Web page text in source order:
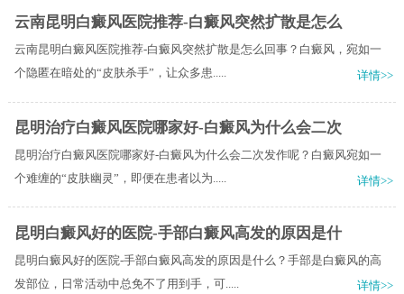
云南昆明白癜风医院推荐-白癜风突然扩散是怎么
云南昆明白癜风医院推荐-白癜风突然扩散是怎么回事？白癜风，宛如一
个隐匿在暗处的“皮肤杀手”，让众多患.....
详情>>
昆明治疗白癜风医院哪家好-白癜风为什么会二次
昆明治疗白癜风医院哪家好-白癜风为什么会二次发作呢？白癜风宛如一
个难缠的“皮肤幽灵”，即便在患者以为.....
详情>>
昆明白癜风好的医院-手部白癜风高发的原因是什
昆明白癜风好的医院-手部白癜风高发的原因是什么？手部是白癜风的高
发部位，日常活动中总免不了用到手，可.....
详情>>